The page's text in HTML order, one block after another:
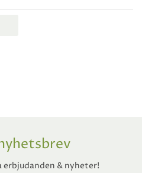
erbjudanden & nyheter!